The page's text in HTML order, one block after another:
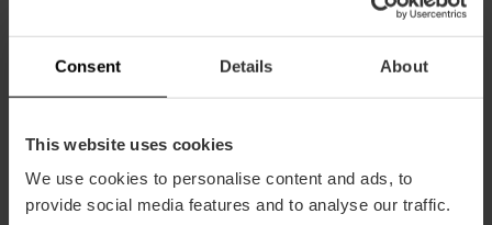
Consent Details About
This website uses cookies
We use cookies to personalise content and ads, to
provide social media features and to analyse our traffic.
Quiero mi entrada